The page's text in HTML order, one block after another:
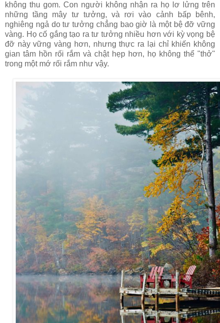
không thu gom. Con người không nhận ra họ lơ lửng trên
những tầng mây tư tưởng, và rơi vào cảnh bấp bênh,
nghiêng ngả do tư tưởng chẳng bao giờ là một bệ đỡ vững
vàng. Họ cố gắng tạo ra tư tưởng nhiều hơn với kỳ vọng bệ
đỡ này vững vàng hơn, nhưng thực ra lại chỉ khiến không
gian tâm hồn rối rắm và chật hẹp hơn, họ không thể "thở"
trong một mớ rối rắm như vậy.